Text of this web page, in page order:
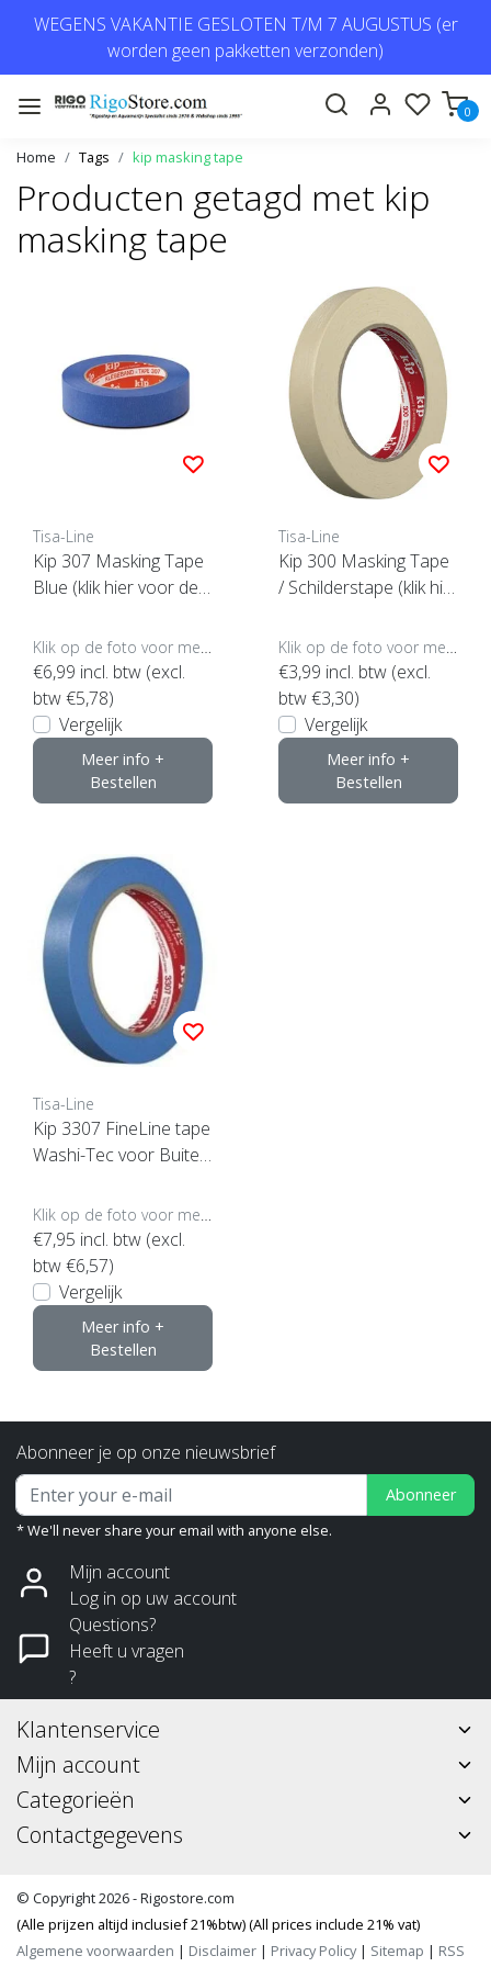
WEGENS VAKANTIE GESLOTEN T/M 7 AUGUSTUS (er
worden geen pakketten verzonden)
0
Home Tags kip masking tape
Producten getagd met kip
masking tape
Tisa-Line
Kip 307 Masking Tape
Blue (klik hier voor de
€6,99 incl. btw (excl.
btw €5,78)
Vergelijk
Meer info +
Bestellen
Tisa-Line
Kip 300 Masking Tape
/ Schilderstape (klik hie
€3,99 incl. btw (excl.
btw €3,30)
Vergelijk
Meer info +
Bestellen
Tisa-Line
Kip 3307 FineLine tape
Washi-Tec voor Buiten
€7,95 incl. btw (excl.
btw €6,57)
Vergelijk
Meer info +
Bestellen
Abonneer je op onze nieuwsbrief
Abonneer
* We'll never share your email with anyone else.
Mijn account
Log in op uw account
Questions?
Heeft u vragen
?
Klantenservice
Mijn account
Categorieën
Contactgegevens
© Copyright 2026 - Rigostore.com
(Alle prijzen altijd inclusief 21%btw) (All prices include 21% vat)
Algemene voorwaarden | Disclaimer | Privacy Policy| Sitemap | RSS